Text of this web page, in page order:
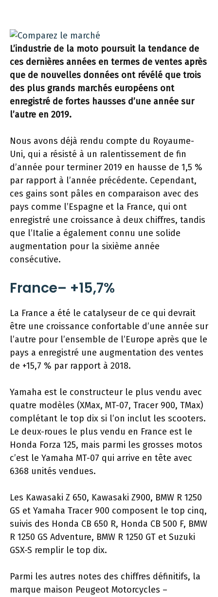
L’industrie de la moto poursuit la tendance de
ces dernières années en termes de ventes après
que de nouvelles données ont révélé que trois
des plus grands marchés européens ont
enregistré de fortes hausses d’une année sur
l’autre en 2019.
Nous avons déjà rendu compte du Royaume-
Uni, qui a résisté à un ralentissement de fin
d’année pour terminer 2019 en hausse de 1,5 %
par rapport à l’année précédente. Cependant,
ces gains sont pâles en comparaison avec des
pays comme l’Espagne et la France, qui ont
enregistré une croissance à deux chiffres, tandis
que l’Italie a également connu une solide
augmentation pour la sixième année
consécutive.
France– +15,7%
La France a été le catalyseur de ce qui devrait
être une croissance confortable d’une année sur
l’autre pour l’ensemble de l’Europe après que le
pays a enregistré une augmentation des ventes
de +15,7 % par rapport à 2018.
Yamaha est le constructeur le plus vendu avec
quatre modèles (XMax, MT-07, Tracer 900, TMax)
complétant le top dix si l’on inclut les scooters.
Le deux-roues le plus vendu en France est le
Honda Forza 125, mais parmi les grosses motos
c’est le Yamaha MT-07 qui arrive en tête avec
6368 unités vendues.
Les Kawasaki Z 650, Kawasaki Z900, BMW R 1250
GS et Yamaha Tracer 900 composent le top cinq,
suivis des Honda CB 650 R, Honda CB 500 F, BMW
R 1250 GS Adventure, BMW R 1250 GT et Suzuki
GSX-S remplir le top dix.
Parmi les autres notes des chiffres définitifs, la
marque maison Peugeot Motorcycles –